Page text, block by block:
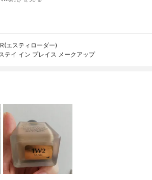
エスティローダー)
テイ イン プレイス メークアップ